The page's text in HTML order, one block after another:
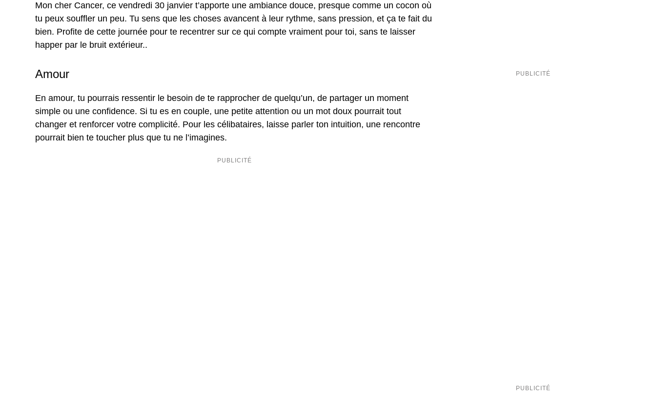
Mon cher Cancer, ce vendredi 30 janvier t’apporte une ambiance douce, presque comme un cocon où
tu peux souffler un peu. Tu sens que les choses avancent à leur rythme, sans pression, et ça te fait du
bien. Profite de cette journée pour te recentrer sur ce qui compte vraiment pour toi, sans te laisser
happer par le bruit extérieur..
Amour
En amour, tu pourrais ressentir le besoin de te rapprocher de quelqu’un, de partager un moment
simple ou une confidence. Si tu es en couple, une petite attention ou un mot doux pourrait tout
changer et renforcer votre complicité. Pour les célibataires, laisse parler ton intuition, une rencontre
pourrait bien te toucher plus que tu ne l’imagines.